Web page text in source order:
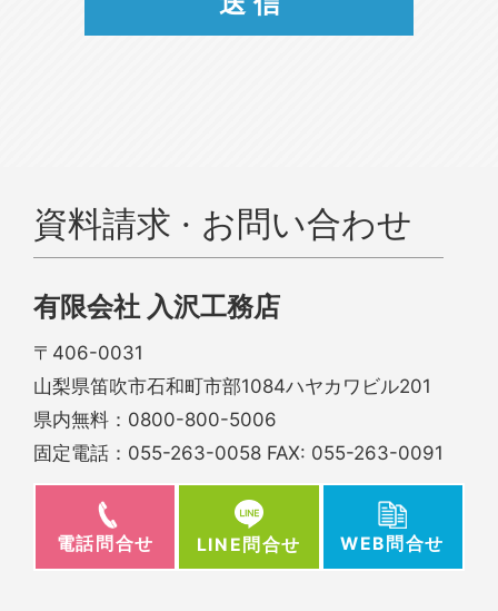
資料請求 · お問い合わせ
有限会社 入沢工務店
〒406-0031
山梨県笛吹市石和町市部1084ハヤカワビル201
県内無料： 0800-800-5006
固定電話： 055-263-0058 FAX: 055-263-0091
電話問合せ LINE問合せ WEB問合せ